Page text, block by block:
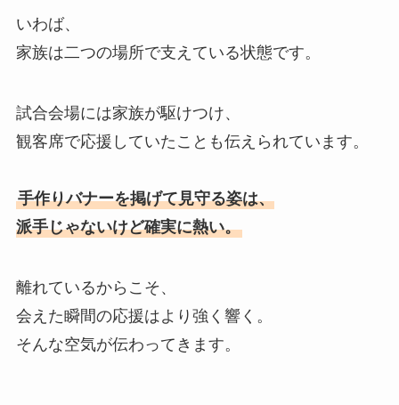
いわば、
家族は二つの場所で支えている状態です。
試合会場には家族が駆けつけ、
観客席で応援していたことも伝えられています。
手作りバナーを掲げて見守る姿は、
派手じゃないけど確実に熱い。
離れているからこそ、
会えた瞬間の応援はより強く響く。
そんな空気が伝わってきます。